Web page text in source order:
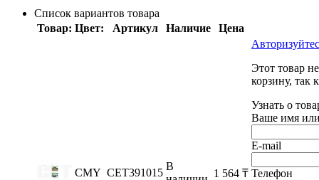
Список вариантов товара
Товар: Цвет: Артикул Наличие Цена
CMY CET391015
В
1 564 ₸
Этот товар
корзину, так
Узнать о
Ваше имя
E-mail
Телефон